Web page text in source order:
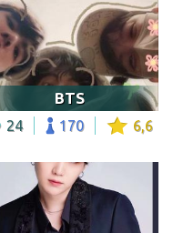
BTS
24 170 6,6